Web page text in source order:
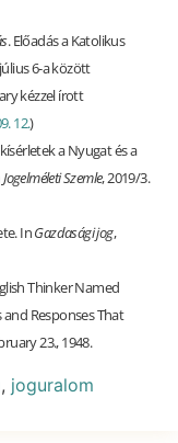
. Előadás a Katolikus
6-a között
kézzel írott
12.)
a Nyugat és a
Jogelméleti Szemle, 2019/3.
InGazdasági jog,
Thinker Named
Responses That
23., 1948.
, joguralom